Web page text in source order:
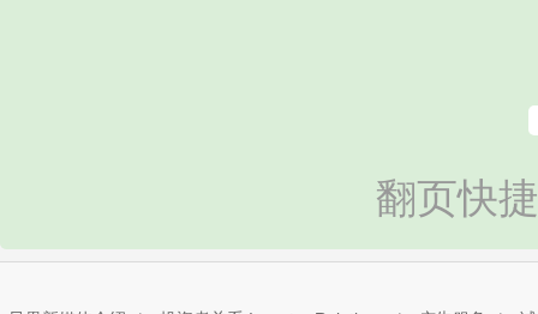
翻页快